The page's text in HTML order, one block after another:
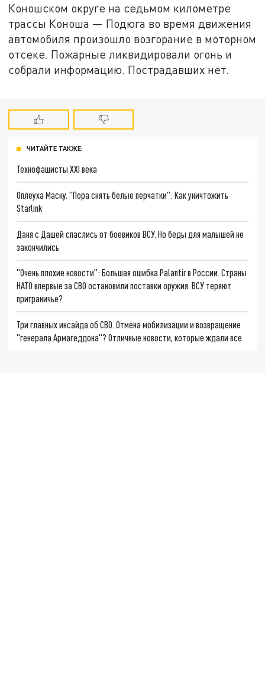
Коношском округе на седьмом километре
трассы Коноша — Подюга во время движения
автомобиля произошло возгорание в моторном
отсеке. Пожарные ликвидировали огонь и
собрали информацию. Пострадавших нет.
ЧИТАЙТЕ ТАКЖЕ:
Технофашисты XXI века
Оплеуха Маску. "Пора снять белые перчатки": Как уничтожить
Starlink
Даня с Дашей спаслись от боевиков ВСУ. Но беды для малышей не
закончились
"Очень плохие новости": Большая ошибка Palantir в России. Страны
НАТО впервые за СВО остановили поставки оружия. ВСУ теряют
приграничье?
Три главных инсайда об СВО. Отмена мобилизации и возвращение
"генерала Армагеддона"? Отличные новости, которые ждали все